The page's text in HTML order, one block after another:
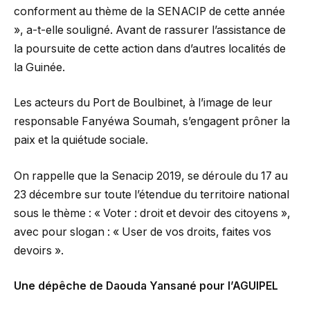
conforment au thème de la SENACIP de cette année
», a-t-elle souligné. Avant de rassurer l’assistance de
la poursuite de cette action dans d’autres localités de
la Guinée.
Les acteurs du Port de Boulbinet, à l’image de leur
responsable Fanyéwa Soumah, s’engagent prôner la
paix et la quiétude sociale.
On rappelle que la Senacip 2019, se déroule du 17 au
23 décembre sur toute l’étendue du territoire national
sous le thème : « Voter : droit et devoir des citoyens »,
avec pour slogan : « User de vos droits, faites vos
devoirs ».
Une dépêche de Daouda Yansané pour l’AGUIPEL